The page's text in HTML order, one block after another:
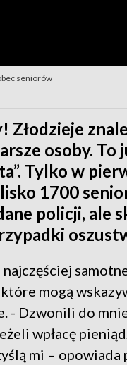
seniorów
Złodzieje
osoby. To
Tylko w
1700
policji, ale
mogą
- Dzwonili do
wpłacę
mi – opowiada